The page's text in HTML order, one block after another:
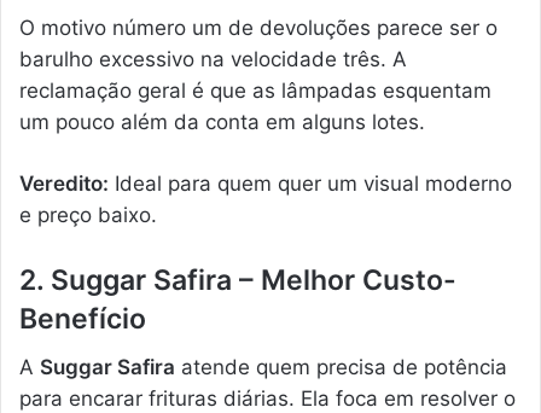
O motivo número um de devoluções parece ser o
barulho excessivo na velocidade três. A
reclamação geral é que as lâmpadas esquentam
um pouco além da conta em alguns lotes.
Veredito: Ideal para quem quer um visual moderno
e preço baixo.
2. Suggar Safira – Melhor Custo-
Benefício
A Suggar Safira atende quem precisa de potência
para encarar frituras diárias. Ela foca em resolver o